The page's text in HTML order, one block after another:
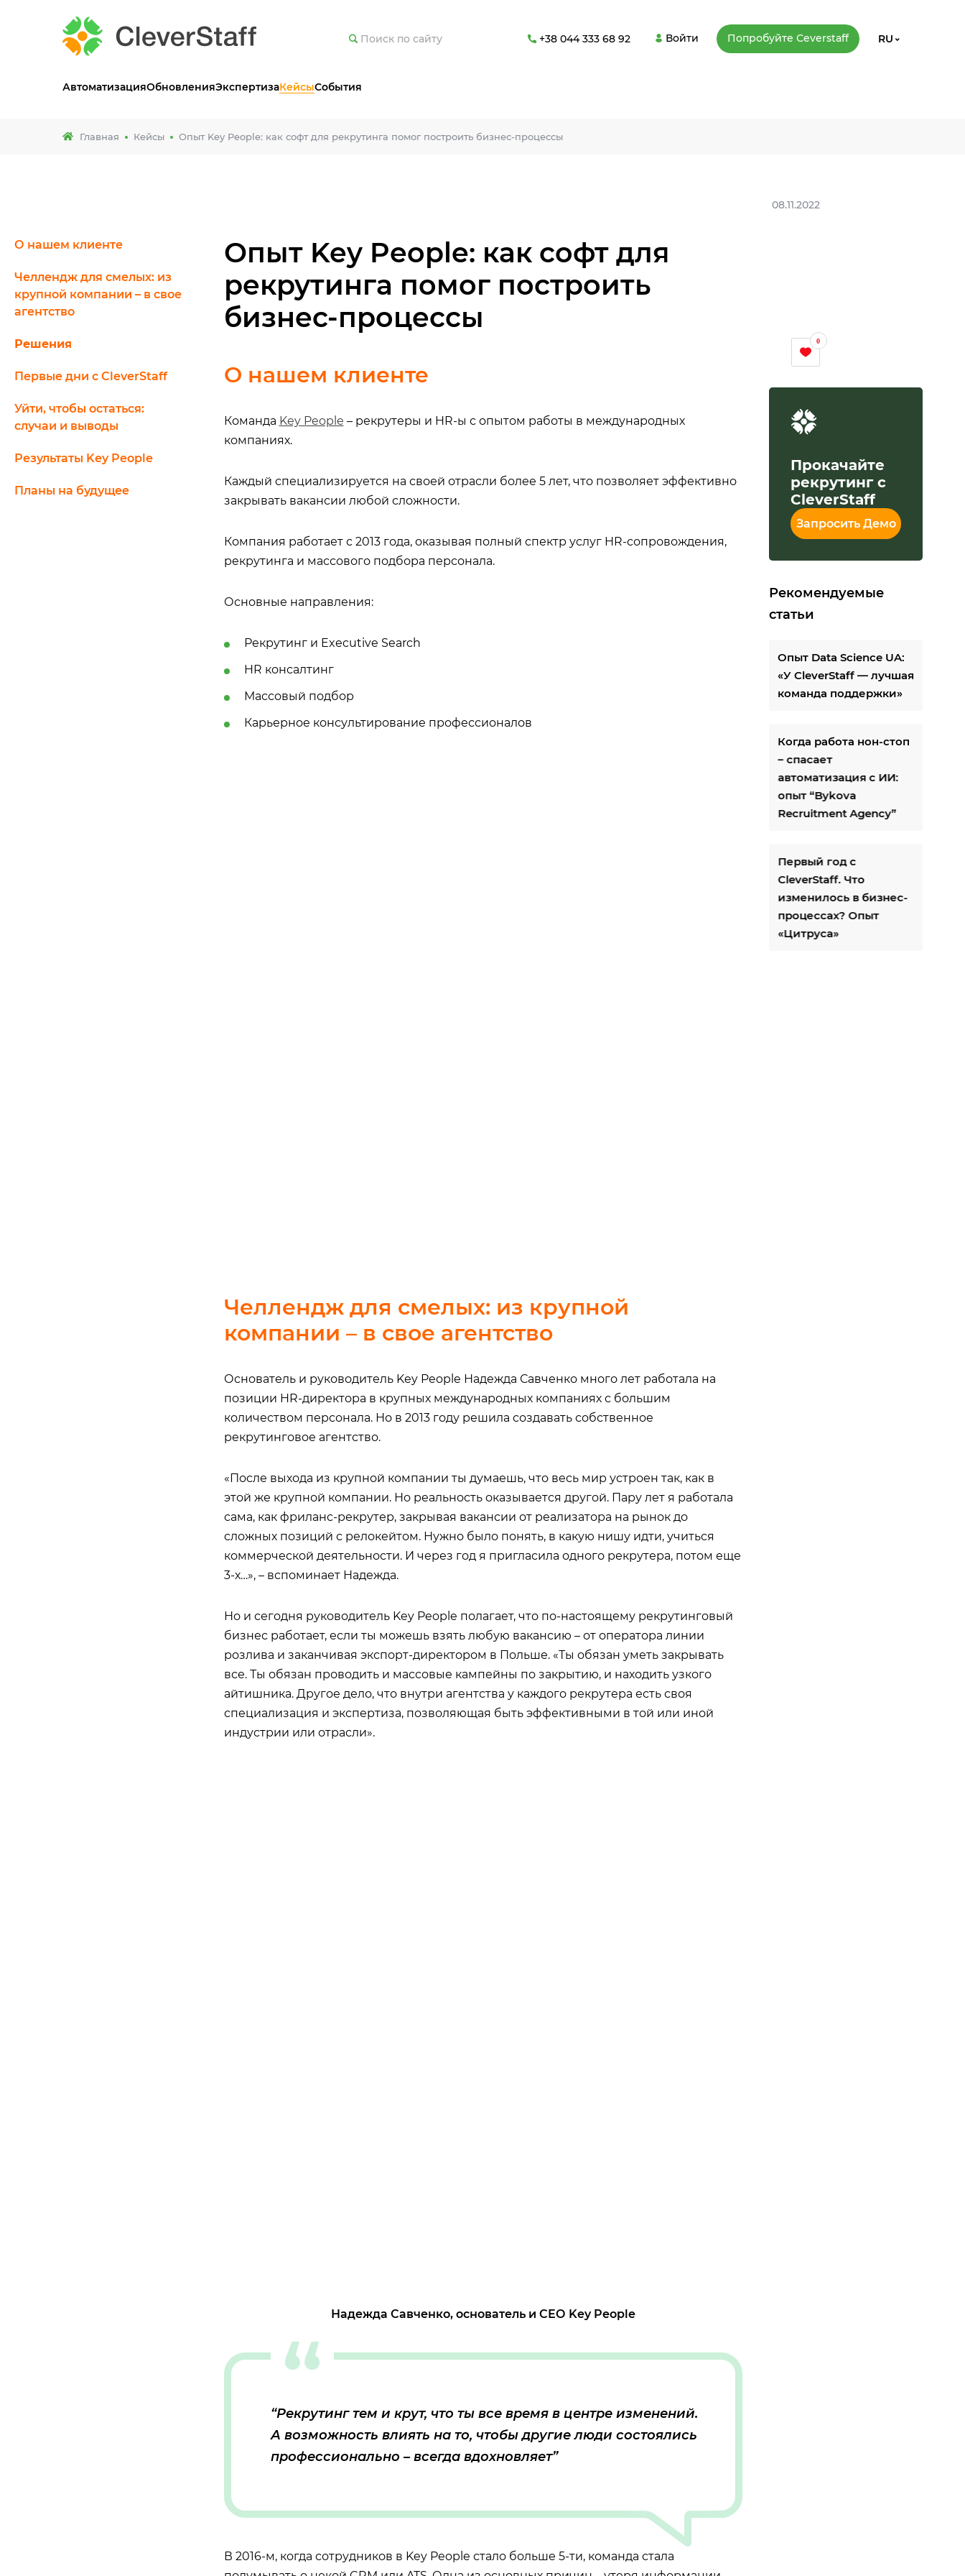
+38 044 333 68 92 Войти Попробуйте Сeverstaff RU
АвтоматизацияОбновленияЭкспертизаКейсыСобытия
Главная Кейсы Опыт Key People: как софт для рекрутинга помог построить бизнес-процессы
08.11.2022
Опыт Key People: как софт для
рекрутинга помог построить
бизнес-процессы
О нашем клиенте
Команда Key People – рекрутеры и HR-ы с опытом работы в международных
компаниях.
Каждый специализируется на своей отрасли более 5 лет, что позволяет эффективно
закрывать вакансии любой сложности.
Компания работает с 2013 года, оказывая полный спектр услуг HR-сопровождения,
рекрутинга и массового подбора персонала.
Основные направления:
Рекрутинг и Executive Search
HR консалтинг
Массовый подбор
Карьерное консультирование профессионалов
Челлендж для смелых: из крупной
компании – в свое агентство
Основатель и руководитель Key People Надежда Савченко много лет работала на
позиции HR-директора в крупных международных компаниях с большим
количеством персонала. Но в 2013 году решила создавать собственное
рекрутинговое агентство.
«После выхода из крупной компании ты думаешь, что весь мир устроен так, как в
этой же крупной компании. Но реальность оказывается другой. Пару лет я работала
сама, как фриланс-рекрутер, закрывая вакансии от реализатора на рынок до
сложных позиций с релокейтом. Нужно было понять, в какую нишу идти, учиться
коммерческой деятельности. И через год я пригласила одного рекрутера, потом еще
3-х…», – вспоминает Надежда.
Но и сегодня руководитель Key People полагает, что по-настоящему рекрутинговый
бизнес работает, если ты можешь взять любую вакансию – от оператора линии
розлива и заканчивая экспорт-директором в Польше. «Ты обязан уметь закрывать
все. Ты обязан проводить и массовые кампейны по закрытию, и находить узкого
айтишника. Другое дело, что внутри агентства у каждого рекрутера есть своя
специализация и экспертиза, позволяющая быть эффективными в той или иной
индустрии или отрасли».
Надежда Савченко, основатель и СЕО Key People
“Рекрутинг тем и крут, что ты все время в центре изменений.
А возможность влиять на то, чтобы другие люди состоялись
профессионально – всегда вдохновляет”
В 2016-м, когда сотрудников в Key People стало больше 5-ти, команда стала
0
Прокачайте
рекрутинг с
CleverStaff
Запросить Демо
Рекомендуемые
статьи
Опыт Data Science UA:
«У CleverStaff — лучшая
команда поддержки»
Когда работа нон-стоп
– спасает
автоматизация с ИИ:
опыт “Bykova
Recruitment Agency”
Первый год с
CleverStaff. Что
изменилось в бизнес-
процессах? Опыт
«Цитруса»
О нашем клиенте
Челлендж для смелых: из
крупной компании – в свое
агентство
Решения
Первые дни с CleverStaff
Уйти, чтобы остаться:
случаи и выводы
Результаты Key People
Планы на будущее